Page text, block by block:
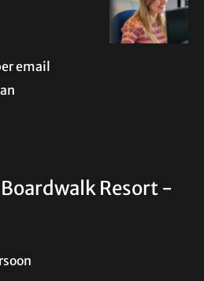
Resort -
email